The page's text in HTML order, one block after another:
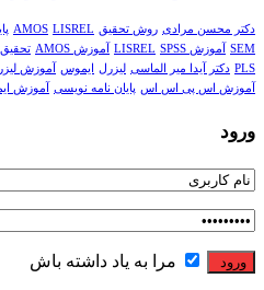
دکتر محسن مرادی روش تحقیق AMOS LISREL
SEM
آموزش LISREL SPSS آموزش AMOS
PLS دکتر آیدا میر الماسی لیزرل ایموس آموزش
آموزش اس پی اس اس پایان نامه نویسی آموزش
ورود
مرا به یاد داشته باش